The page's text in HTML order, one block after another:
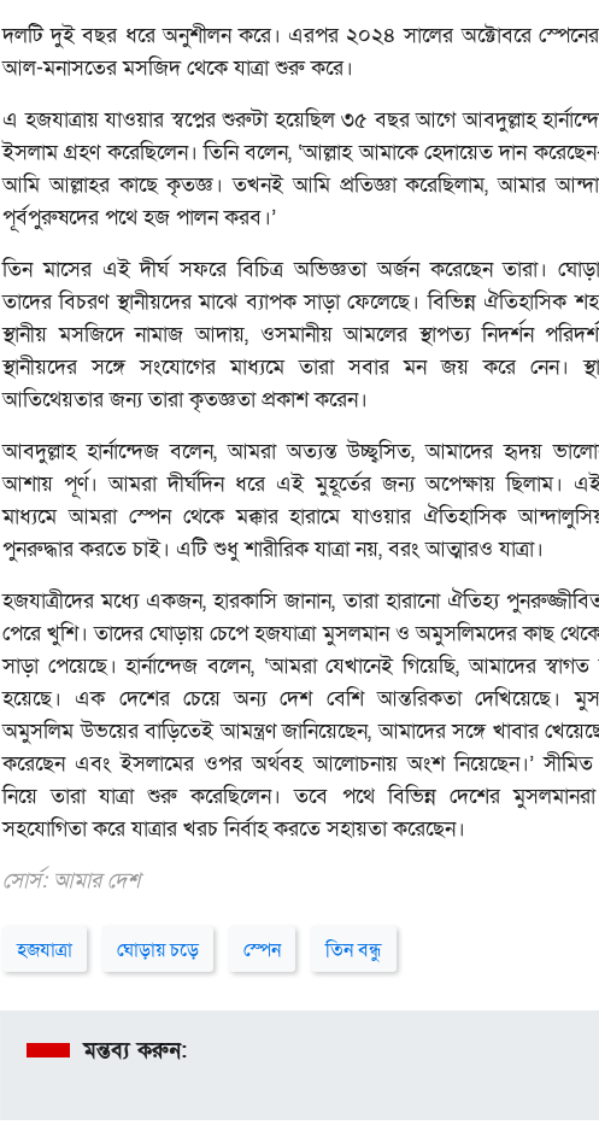
দলটি দুই বছর ধরে অনুশীলন করে। এরপর ২০২৪ সালের অক্টোবরে স্পেনের
আল-মনাসতের মসজিদ থেকে যাত্রা শুরু করে।
এ হজযাত্রায় যাওয়ার স্বপ্নের শুরুটা হয়েছিল ৩৫ বছর আগে আবদুল্লাহ
ইসলাম গ্রহণ করেছিলেন। তিনি বলেন, ‘আল্লাহ আমাকে হেদায়েত দান
আমি আল্লাহর কাছে কৃতজ্ঞ। তখনই আমি প্রতিজ্ঞা করেছিলাম, আমার
পূর্বপুরুষদের পথে হজ পালন করব।’
তিন মাসের এই দীর্ঘ সফরে বিচিত্র অভিজ্ঞতা অর্জন করেছেন তারা।
তাদের বিচরণ স্থানীয়দের মাঝে ব্যাপক সাড়া ফেলেছে। বিভিন্ন ঐতিহাসিক
স্থানীয় মসজিদে নামাজ আদায়, ওসমানীয় আমলের স্থাপত্য নিদর্শন
স্থানীয়দের সঙ্গে সংযোগের মাধ্যমে তারা সবার মন জয় করে নেন।
আতিথেয়তার জন্য তারা কৃতজ্ঞতা প্রকাশ করেন।
আবদুল্লাহ হার্নান্দেজ বলেন, আমরা অত্যন্ত উচ্ছ্বসিত, আমাদের হৃদয়
আশায় পূর্ণ। আমরা দীর্ঘদিন ধরে এই মুহূর্তের জন্য অপেক্ষায় ছিলাম। এই
মাধ্যমে আমরা স্পেন থেকে মক্কার হারামে যাওয়ার ঐতিহাসিক
পুনরুদ্ধার করতে চাই। এটি শুধু শারীরিক যাত্রা নয়, বরং আত্মারও যাত্রা।
হজযাত্রীদের মধ্যে একজন, হারকাসি জানান, তারা হারানো ঐতিহ্য
পেরে খুশি। তাদের ঘোড়ায় চেপে হজযাত্রা মুসলমান ও অমুসলিমদের কাছ
সাড়া পেয়েছে। হার্নান্দেজ বলেন, ‘আমরা যেখানেই গিয়েছি, আমাদের স্বাগত
হয়েছে। এক দেশের চেয়ে অন্য দেশ বেশি আন্তরিকতা দেখিয়েছে।
অমুসলিম উভয়ের বাড়িতেই আমন্ত্রণ জানিয়েছেন, আমাদের সঙ্গে খাবার
করেছেন এবং ইসলামের ওপর অর্থবহ আলোচনায় অংশ নিয়েছেন।’
নিয়ে তারা যাত্রা শুরু করেছিলেন। তবে পথে বিভিন্ন দেশের
সহযোগিতা করে যাত্রার খরচ নির্বাহ করতে সহায়তা করেছেন।
সোর্স: আমার দেশ
হজযাত্রা ঘোড়ায় চড়ে স্পেন তিন বন্ধু
মন্তব্য করুন: